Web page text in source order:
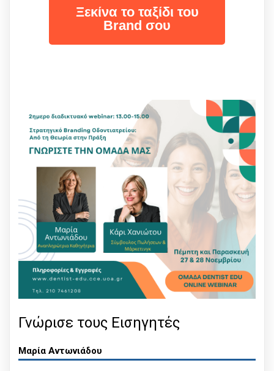
Ξεκίνα το ταξίδι του
Brand σου
Γνώρισε τους Εισηγητές
Μαρία Αντωνιάδου